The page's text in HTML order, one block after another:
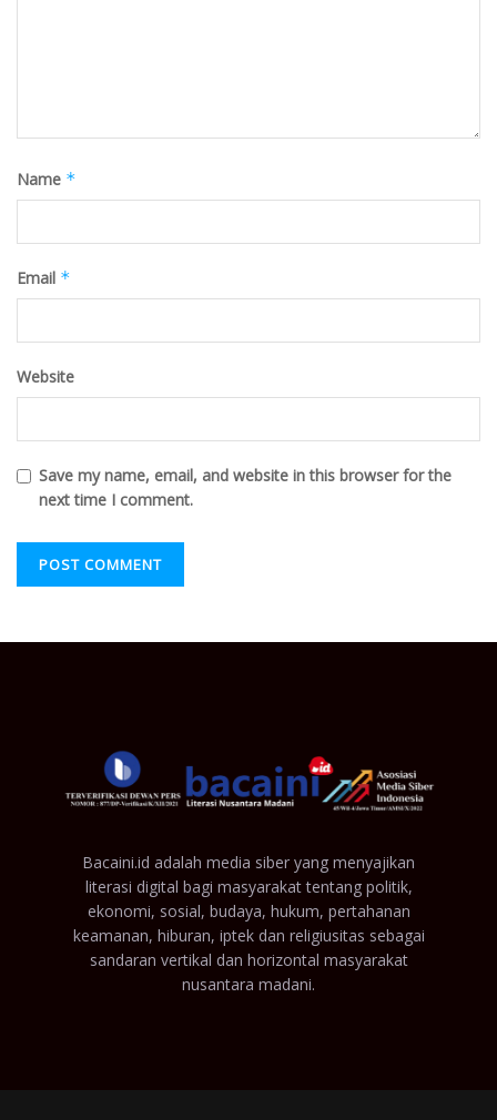
Name *
Email *
Website
Save my name, email, and website in this browser for the
next time I comment.
Bacaini.id adalah media siber yang menyajikan
literasi digital bagi masyarakat tentang politik,
ekonomi, sosial, budaya, hukum, pertahanan
keamanan, hiburan, iptek dan religiusitas sebagai
sandaran vertikal dan horizontal masyarakat
nusantara madani.